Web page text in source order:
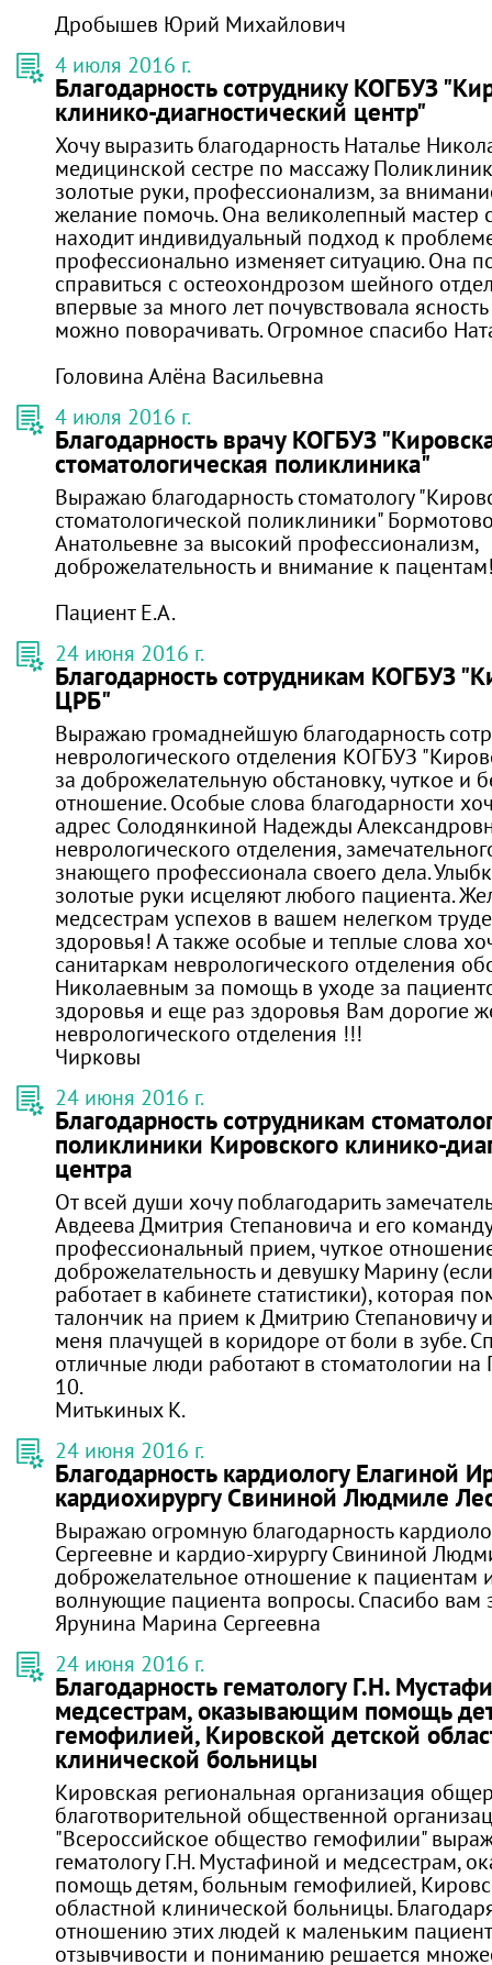
Дробышев Юрий Михайлович
4 июля 2016 г.
Благодарность сотруднику КОГБУЗ
клинико-диагностический центр"
Хочу выразить благодарность Наталье
медицинской сестре по массажу
золотые руки, профессионализм, за
желание помочь. Она великолепный мастер
находит индивидуальный подход к
профессионально изменяет ситуацию. Она
справиться с остеохондрозом шейного
впервые за много лет почувствовала
можно поворачивать. Огромное спасибо
Головина Алёна Васильевна
4 июля 2016 г.
Благодарность врачу КОГБУЗ
стоматологическая поликлиника"
Выражаю благодарность стоматологу
стоматологической поликлиники"
Анатольевне за высокий профессионализм,
доброжелательность и внимание к
Пациент Е.А.
24 июня 2016 г.
Благодарность сотрудникам КОГБУЗ
ЦРБ"
Выражаю громаднейшую благодарность
неврологического отделения КОГБУЗ
за доброжелательную обстановку, чуткое и
отношение. Особые слова благодарности
адрес Солодянкиной Надежды
неврологического отделения,
знающего профессионала своего дела.
золотые руки исцеляют любого пациента.
медсестрам успехов в вашем нелегком
здоровья! А также особые и теплые слова
санитаркам неврологического отделения
Николаевным за помощь в уходе за
здоровья и еще раз здоровья Вам дорогие
неврологического отделения !!!
Чирковы
24 июня 2016 г.
Благодарность сотрудникам
поликлиники Кировского клинико-
центра
От всей души хочу поблагодарить
Авдеева Дмитрия Степановича и его
профессиональный прием, чуткое
доброжелательность и девушку Марину
работает в кабинете статистики), которая
талончик на прием к Дмитрию
меня плачущей в коридоре от боли в зубе.
отличные люди работают в стоматологии на
10.
Митькиных К.
24 июня 2016 г.
Благодарность кардиологу Елагиной
кардиохирургу Свининой Людмиле
Выражаю огромную благодарность
Сергеевне и кардио-хирургу Свининой
доброжелательное отношение к пациентам
волнующие пациента вопросы. Спасибо вам
Ярунина Марина Сергеевна
24 июня 2016 г.
Благодарность гематологу Г.Н.
медсестрам, оказывающим помощь
гемофилией, Кировской детской
клинической больницы
Кировская региональная организация
благотворительной общественной
"Всероссийское общество гемофилии"
гематологу Г.Н. Мустафиной и медсестрам,
помощь детям, больным гемофилией,
областной клинической больницы.
отношению этих людей к маленьким
отзывчивости и пониманию решается